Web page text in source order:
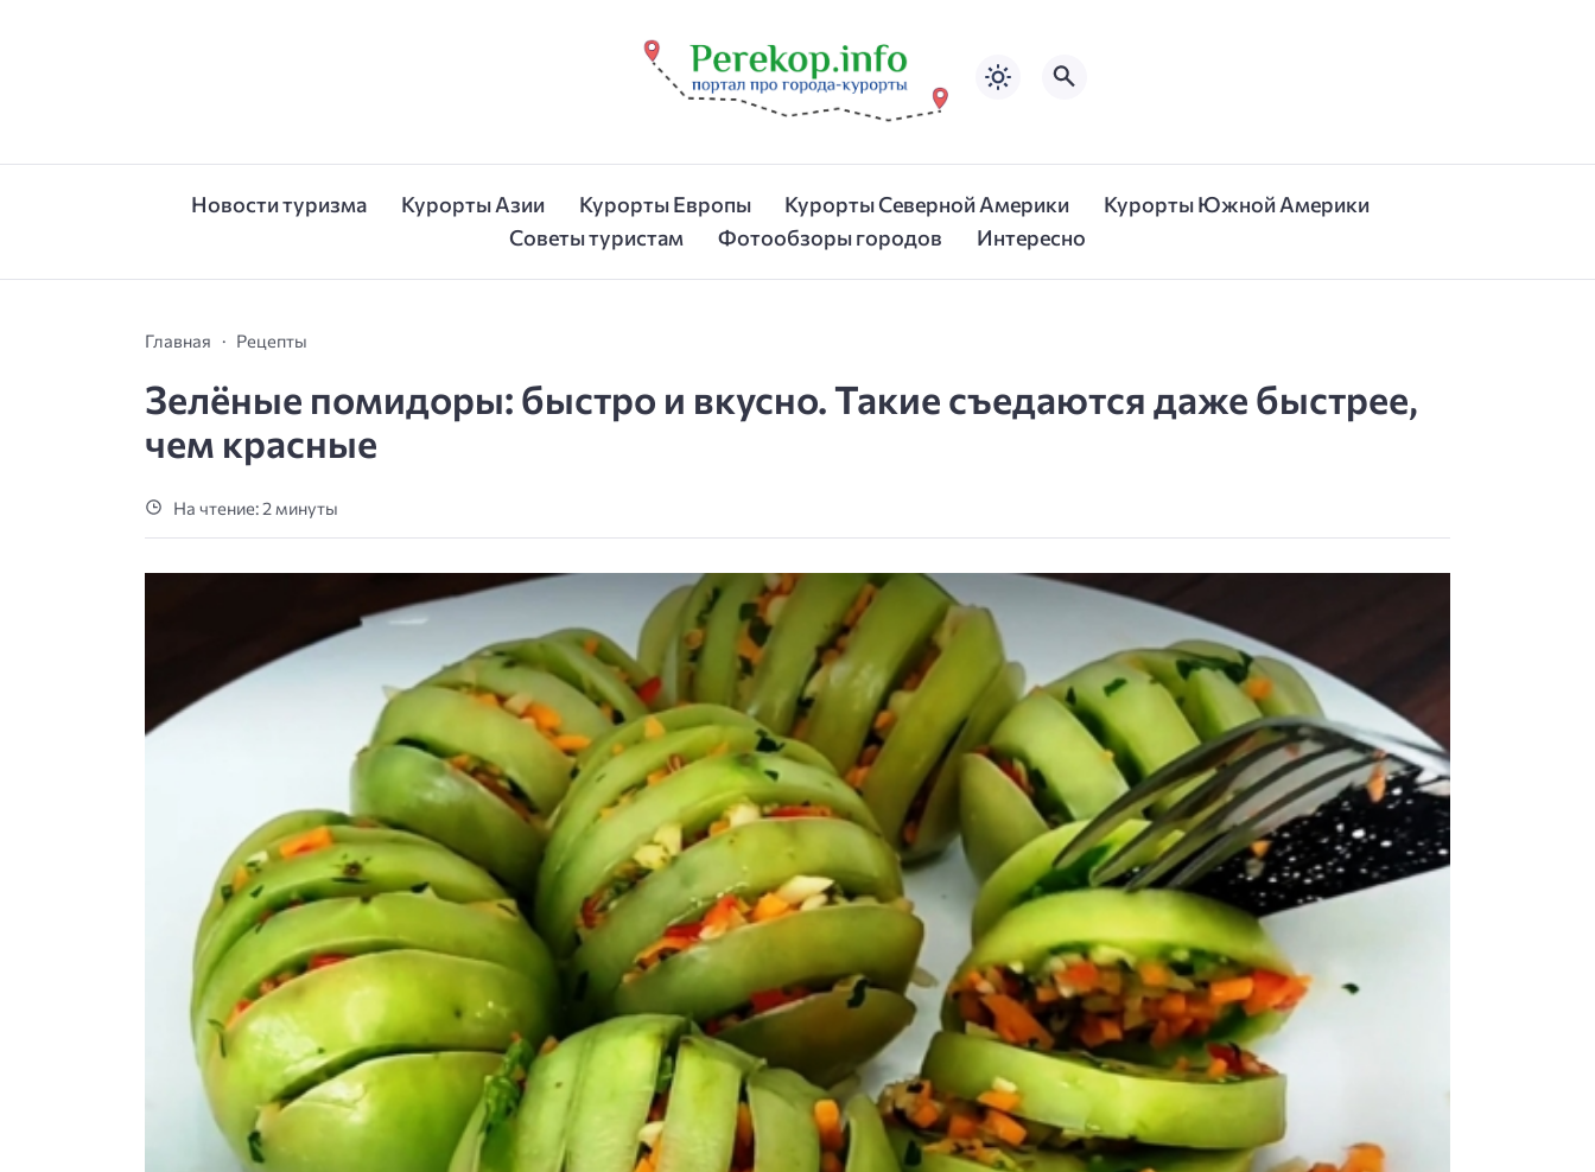
Новости туризма Курорты Азии Курорты Европы Курорты Северной Америки
Курорты Южной Америки
Советы туристам
Фотообзоры городов Интересно
Главная Рецепты
Зелёные помидоры: быстро и вкусно. Такие съедаются даже быстрее,
чем красные
На чтение: 2 минуты